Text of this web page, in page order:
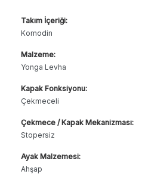
Takım İçeriği:
Komodin
Malzeme:
Yonga Levha
Kapak Fonksiyonu:
Çekmeceli
Çekmece / Kapak Mekanizması:
Stopersiz
Ayak Malzemesi:
Ahşap